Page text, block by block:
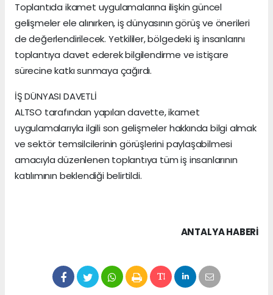
Toplantıda ikamet uygulamalarına ilişkin güncel
gelişmeler ele alınırken, iş dünyasının görüş ve önerileri
de değerlendirilecek. Yetkililer, bölgedeki iş insanlarını
toplantıya davet ederek bilgilendirme ve istişare
sürecine katkı sunmaya çağırdı.
İŞ DÜNYASI DAVETLİ
ALTSO tarafından yapılan davette, ikamet
uygulamalarıyla ilgili son gelişmeler hakkında bilgi almak
ve sektör temsilcilerinin görüşlerini paylaşabilmesi
amacıyla düzenlenen toplantıya tüm iş insanlarının
katılımının beklendiği belirtildi.
ANTALYA HABERİ